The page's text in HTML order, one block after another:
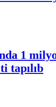
1
tapılıb